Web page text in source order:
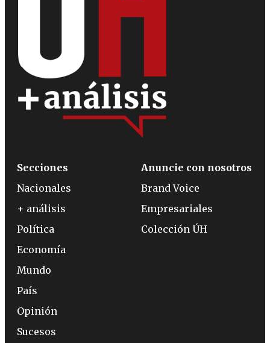
Secciones
Nacionales
+ análisis
Política
Economía
Mundo
País
Opinión
Sucesos
Anuncie con nosotros
Brand Voice
Empresariales
Colección ÚH